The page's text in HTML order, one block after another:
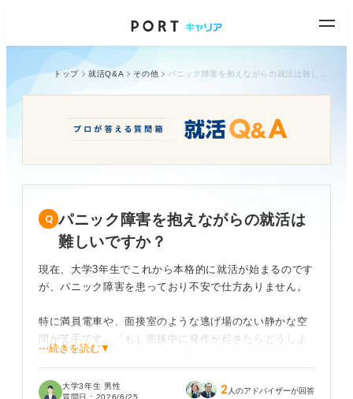
トップ 就活Q&A その他
パニック障害を抱えながらの就活は
難しいですか？
現在、大学3年生でこれから本格的に就活が始まるのです
が、パニック障害を患っており不安で仕方ありません。
特に満員電車や、面接室のような逃げ場のない静かな空
間が苦手です。「もし面接中に発作が起きたらどうしよ
う」と考えると怖くなり、説明会への申し込みボタンす
⋯続きを読む▼
大学3年生 男性
質問日： 2026/6/25 2 人のアドバイザーが回答